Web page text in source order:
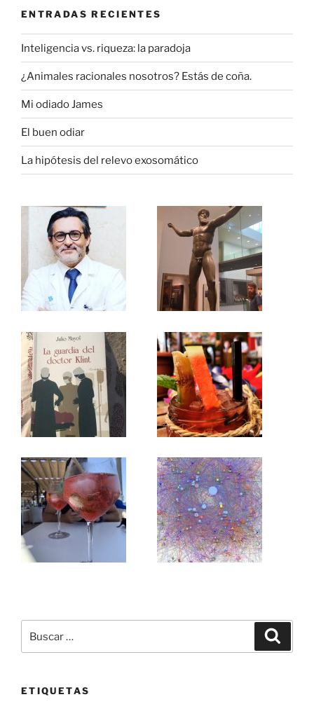
ENTRADAS RECIENTES
Inteligencia vs. riqueza: la paradoja
¿Animales racionales nosotros? Estás de coña.
Mi odiado James
El buen odiar
La hipótesis del relevo exosomático
por:
ETIQUETAS